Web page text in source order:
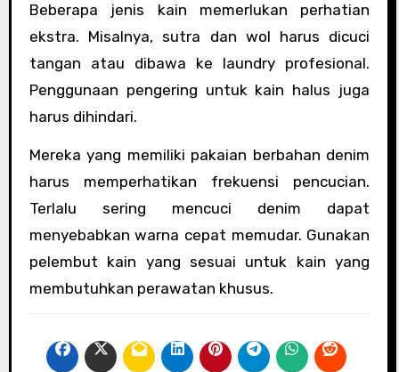
Beberapa jenis kain memerlukan perhatian
ekstra. Misalnya, sutra dan wol harus dicuci
tangan atau dibawa ke laundry profesional.
Penggunaan pengering untuk kain halus juga
harus dihindari.
Mereka yang memiliki pakaian berbahan denim
harus memperhatikan frekuensi pencucian.
Terlalu sering mencuci denim dapat
menyebabkan warna cepat memudar. Gunakan
pelembut kain yang sesuai untuk kain yang
membutuhkan perawatan khusus.